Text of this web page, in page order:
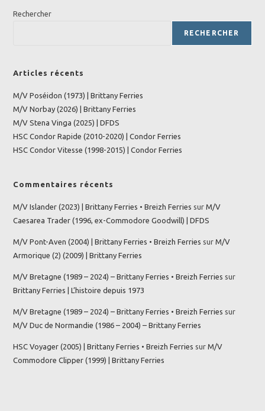
Rechercher
RECHERCHER
Articles récents
M/V Poséidon (1973) | Brittany Ferries
M/V Norbay (2026) | Brittany Ferries
M/V Stena Vinga (2025) | DFDS
HSC Condor Rapide (2010-2020) | Condor Ferries
HSC Condor Vitesse (1998-2015) | Condor Ferries
Commentaires récents
M/V Islander (2023) | Brittany Ferries • Breizh Ferries surM/V
Caesarea Trader (1996, ex-Commodore Goodwill) | DFDS
M/V Pont-Aven (2004) | Brittany Ferries • Breizh Ferries surM/V
Armorique (2) (2009) | Brittany Ferries
M/V Bretagne (1989 – 2024) – Brittany Ferries • Breizh Ferries sur
Brittany Ferries | L’histoire depuis 1973
M/V Bretagne (1989 – 2024) – Brittany Ferries • Breizh Ferries sur
M/V Duc de Normandie (1986 – 2004) – Brittany Ferries
HSC Voyager (2005) | Brittany Ferries • Breizh Ferries surM/V
Commodore Clipper (1999) | Brittany Ferries